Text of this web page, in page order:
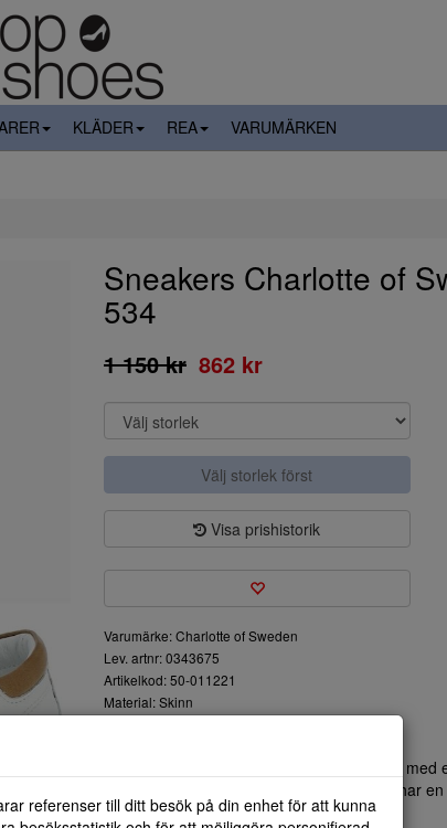
KLÄDER REA VARUMÄRKEN
Sneakers Charlotte of
534
1 150 kr 862 kr
Välj storlek först
Visa prishistorik
Varumärke: Charlotte of Sweden
Lev. artnr: 0343675
Artikelkod: 50-011221
Material: Skinn
Sneakers från Charlottte of Sweden i skinn
gör det lättare att komma i och ur. Skorna har
sneakers.
referenser till ditt besök på din enhet för att kunna